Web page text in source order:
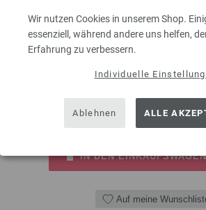
Wir nutzen Cookies in unserem Shop.
essenziell, während andere uns helfen,
Erfahrung zu verbessern.
Individuelle
Ablehnen ALLE
Strumpfstricknadel Design-Holz Multicolor aus
LANA GROSSA Stärke 3,0
IN DEN
Auf meine